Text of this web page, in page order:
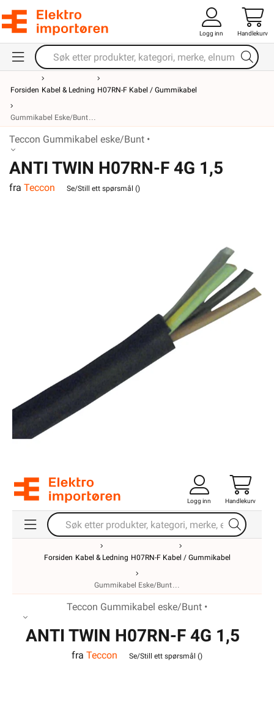
Logg inn Handlekurv
Forsiden Kabel & Ledning H07RN-F Kabel / Gummikabel
Gummikabel Eske/Bunt
Teccon Gummikabel eske/Bunt •
ANTI TWIN H07RN-F 4G 1,5
fra Teccon Se/Still ett spørsmål ()
Logg inn Handlekurv
Forsiden Kabel & Ledning H07RN-F Kabel / Gummikabel
Gummikabel Eske/Bunt
Teccon Gummikabel eske/Bunt •
ANTI TWIN H07RN-F 4G 1,5
fra Teccon Se/Still ett spørsmål ()